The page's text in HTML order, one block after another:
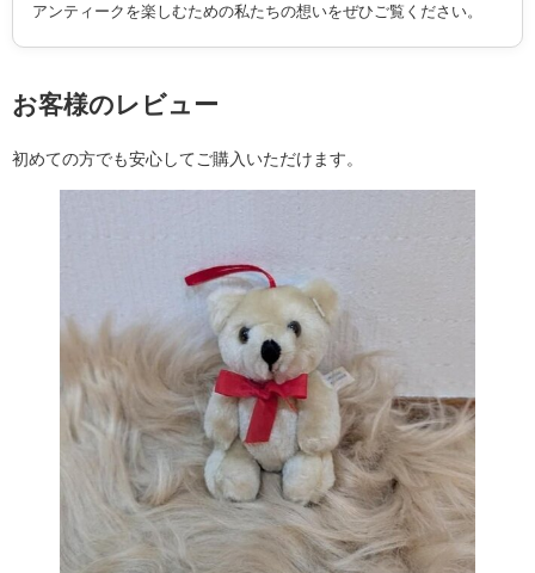
アンティークを楽しむための私たちの想いをぜひご覧ください。
お客様のレビュー
初めての方でも安心してご購入いただけます。